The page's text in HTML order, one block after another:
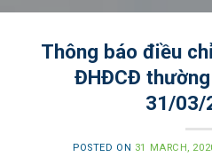
Thông báo điều
ĐHĐCĐ
31/03/
POSTED ON 31 MARCH,